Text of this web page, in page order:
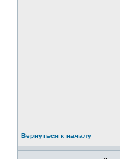
Вернуться к началу